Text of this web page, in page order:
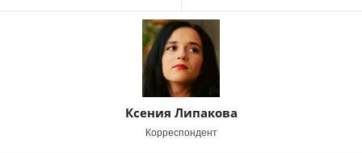
Ксения Липакова
Корреспондент